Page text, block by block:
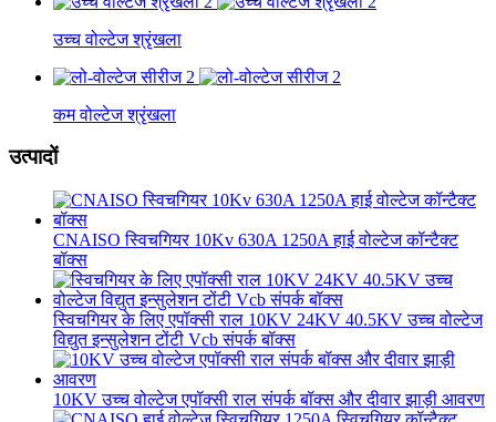
उच्च वोल्टेज श्रृंखला
कम वोल्टेज श्रृंखला
उत्पादों
CNAISO स्विचगियर 10Kv 630A 1250A हाई वोल्टेज कॉन्टैक्ट
बॉक्स
स्विचगियर के लिए एपॉक्सी राल 10KV 24KV 40.5KV उच्च वोल्टेज
विद्युत इन्सुलेशन टोंटी Vcb संपर्क बॉक्स
10KV उच्च वोल्टेज एपॉक्सी राल संपर्क बॉक्स और दीवार झाड़ी आवरण